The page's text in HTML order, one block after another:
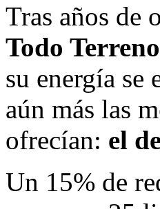
Tras años de
Todo Terreno
su energía se
aún más las
ofrecían: el
Un 15% de